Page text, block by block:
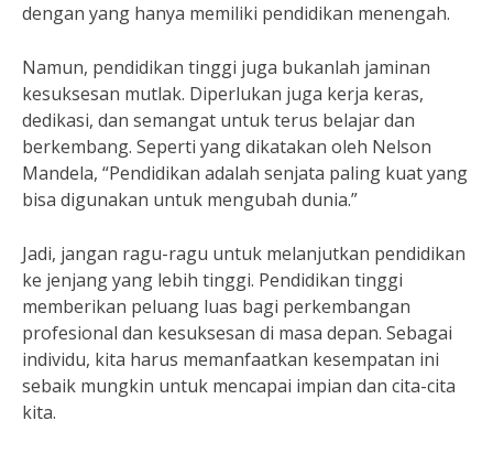
dengan yang hanya memiliki pendidikan menengah.
Namun, pendidikan tinggi juga bukanlah jaminan
kesuksesan mutlak. Diperlukan juga kerja keras,
dedikasi, dan semangat untuk terus belajar dan
berkembang. Seperti yang dikatakan oleh Nelson
Mandela, “Pendidikan adalah senjata paling kuat yang
bisa digunakan untuk mengubah dunia.”
Jadi, jangan ragu-ragu untuk melanjutkan pendidikan
ke jenjang yang lebih tinggi. Pendidikan tinggi
memberikan peluang luas bagi perkembangan
profesional dan kesuksesan di masa depan. Sebagai
individu, kita harus memanfaatkan kesempatan ini
sebaik mungkin untuk mencapai impian dan cita-cita
kita.